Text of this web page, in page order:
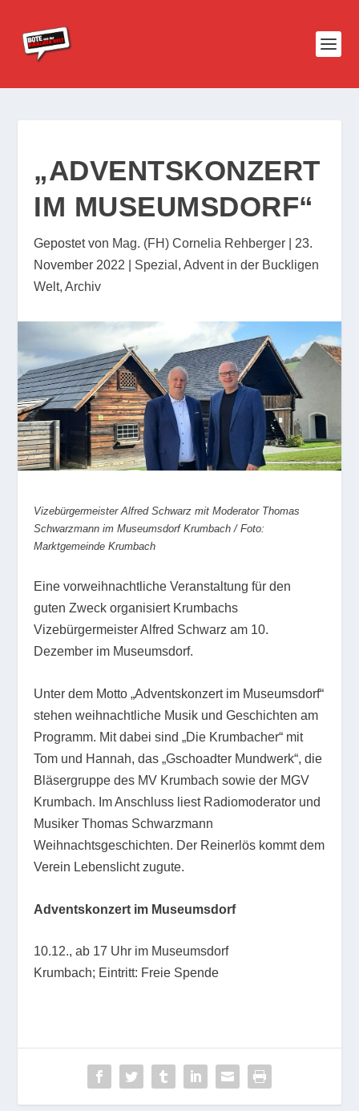
„ADVENTSKONZERT
IM MUSEUMSDORF“
Gepostet von Mag. (FH) Cornelia Rehberger
23.
November 2022
Spezial ,Advent in der Buckligen
Welt,Archiv
Vizebürgermeister Alfred Schwarz mit Moderator Thomas
Schwarzmann im Museumsdorf Krumbach / Foto:
Marktgemeinde Krumbach
Eine vorweihnachtliche Veranstaltung für den
guten Zweck organisiert Krumbachs
Vizebürgermeister Alfred Schwarz am 10.
Dezember im Museumsdorf.
Unter dem Motto „Adventskonzert im Museumsdorf“
stehen weihnachtliche Musik und Geschichten am
Programm. Mit dabei sind „Die Krumbacher“ mit
Tom und Hannah, das „Gschoadter Mundwerk“, die
Bläsergruppe des MV Krumbach sowie der MGV
Krumbach. Im Anschluss liest Radiomoderator und
Musiker Thomas Schwarzmann
Weihnachtsgeschichten. Der Reinerlös kommt dem
Verein Lebenslicht zugute.
Adventskonzert im Museumsdorf
10.12., ab 17 Uhr im Museumsdorf
Krumbach; Eintritt: Freie Spende